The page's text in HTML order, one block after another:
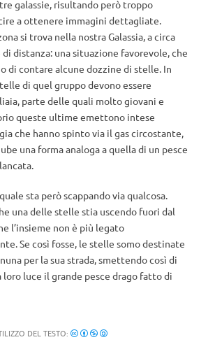
galassie, risultando però troppo
a ottenere immagini dettagliate.
si trova nella nostra Galassia, a circa
distanza: una situazione favorevole, che
di contare alcune dozzine di stelle. In
di quel gruppo devono essere
parte delle quali molto giovani e
queste ultime emettono intese
che hanno spinto via il gas circostante,
una forma analoga a quella di un pesce
sta però scappando via qualcosa.
una delle stelle stia uscendo fuori dal
l’insieme non è più legato
Se così fosse, le stelle somo destinate
per la sua strada, smettendo così di
loro luce il grande pesce drago fatto di
DEL TESTO: